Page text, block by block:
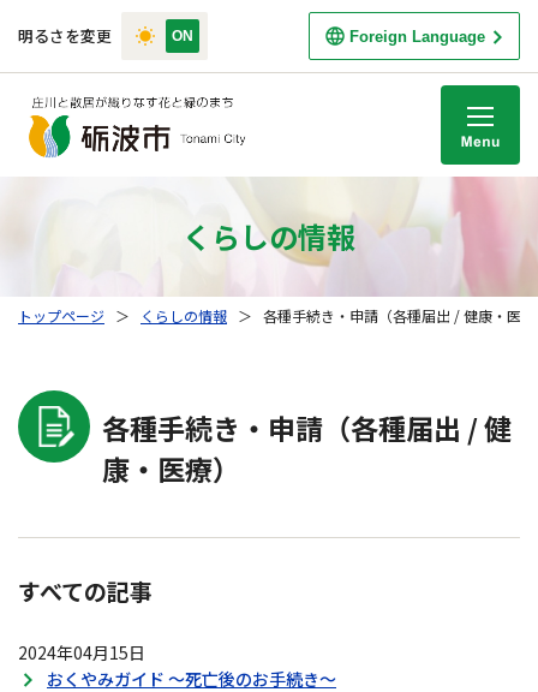
明るさを変更 Foreign Language
くらしの情報
トップページ ＞ くらしの情報 ＞ 各種手続き・申請（各種届出 / 健康・医
各種手続き・申請（各種届出 / 健
康・医療）
すべての記事
2024年04月15日
おくやみガイド ～死亡後のお手続き～